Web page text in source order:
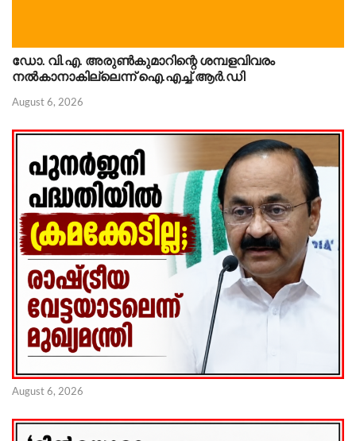
ഡോ. വി.എ. അരുണ്‍കുമാറിന്റെ ശമ്പളവിവരം
നൽകാനാകില്ലെന്ന് ഐ.എച്ച്.ആർ.ഡി
August 6, 2026
August 6, 2026